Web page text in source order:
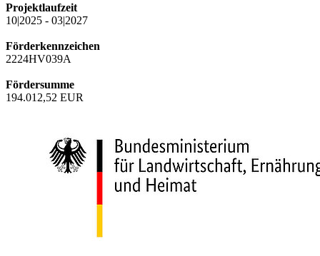
Projektlaufzeit
10|2025 - 03|2027
Förderkennzeichen
2224HV039A
Fördersumme
194.012,52 EUR